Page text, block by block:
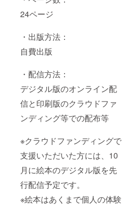
24ページ
・出版方法：
自費出版
・配信方法：
デジタル版のオンライン配
信と印刷版のクラウドファ
ンディング等での配布等
※クラウドファンディングで
支援いただいた方には、10
月に絵本のデジタル版を先
行配信予定です。
※絵本はあくまで個人の体験